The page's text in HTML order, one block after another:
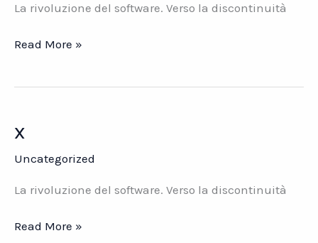
La rivoluzione del software. Verso la discontinuità
x
Read More »
x
Uncategorized
La rivoluzione del software. Verso la discontinuità
x
Read More »